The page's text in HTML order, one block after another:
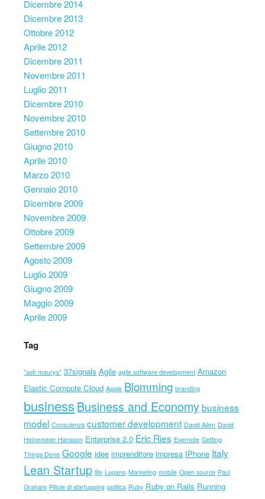
Dicembre 2014
Dicembre 2013
Ottobre 2012
Aprile 2012
Dicembre 2011
Novembre 2011
Luglio 2011
Dicembre 2010
Novembre 2010
Settembre 2010
Giugno 2010
Aprile 2010
Marzo 2010
Gennaio 2010
Dicembre 2009
Novembre 2009
Ottobre 2009
Settembre 2009
Agosto 2009
Luglio 2009
Giugno 2009
Maggio 2009
Aprile 2009
Tag
"ash maurya" 37signals Agile agile software development Amazon
Elastic Compute Cloud Apple Blomming branding
business Business and Economybusiness
model Consulenza customer development David Allen David
Heinemeier Hansson Enterprise 2.0 Eric Ries Evernote Getting
Things Done Google idee imprenditore impresa IPhone Italy
Lean Startup life Lugano Marketing mobile Open source Paul
Graham Pillole di startupping politica Ruby Ruby on Rails Running